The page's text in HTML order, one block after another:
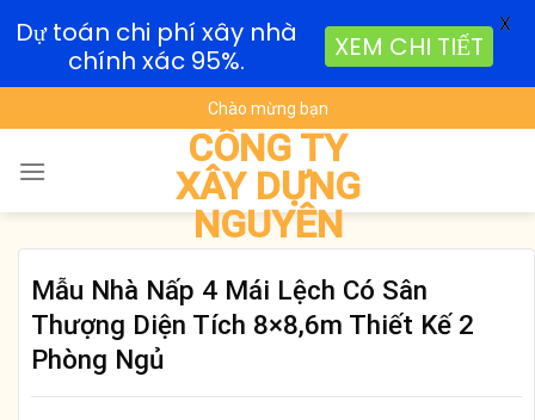
to
content
Chào mừng bạn
CÔNG TY
XÂY DỰNG
NGUYÊN
Mẫu Nhà Nấp 4 Mái Lệch Có Sân
Thượng Diện Tích 8×8,6m Thiết Kế 2
Phòng Ngủ
Dự toán chi phí xây nhà
chính xác 95%.
XEM CHI TIẾT
X